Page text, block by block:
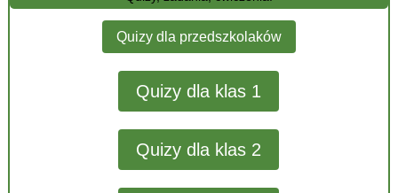
Quizy dla przedszkolaków
Quizy dla klas 1
Quizy dla klas 2